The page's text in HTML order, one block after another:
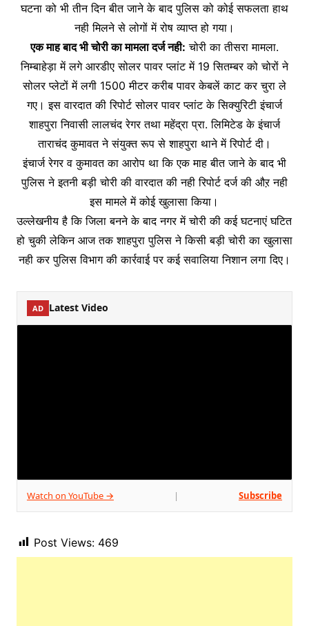
घटना को भी तीन दिन बीत जाने के बाद पुलिस को कोई सफलता हाथ
नही मिलने से लोगों में रोष व्याप्त हो गया।
एक माह बाद भी चोरी का मामला दर्ज नही: चोरी का तीसरा मामला.
निम्बाहेड़ा में लगे आरडीए सोलर पावर प्लांट में 19 सितम्बर को चोरों ने
सोलर प्लेटों में लगी 1500 मीटर करीब पावर केबलें काट कर चुरा ले
गए। इस वारदात की रिपोर्ट सोलर पावर प्लांट के सिक्युरिटी इंचार्ज
शाहपुरा निवासी लालचंद रेगर तथा महेंद्रा प्रा. लिमिटेड के इंचार्ज
ताराचंद कुमावत ने संयुक्त रूप से शाहपुरा थाने में रिपोर्ट दी।
इंचार्ज रेगर व कुमावत का आरोप था कि एक माह बीत जाने के बाद भी
पुलिस ने इतनी बड़ी चोरी की वारदात की नही रिपोर्ट दर्ज की औऱ नही
इस मामले में कोई खुलासा किया।
उल्लेखनीय है कि जिला बनने के बाद नगर में चोरी की कई घटनाएं घटित
हो चुकी लेकिन आज तक शाहपुरा पुलिस ने किसी बड़ी चोरी का खुलासा
नही कर पुलिस विभाग की कार्रवाई पर कई सवालिया निशान लगा दिए।
AD Latest Video
Watch on YouTube → | Subscribe
Post Views: 469